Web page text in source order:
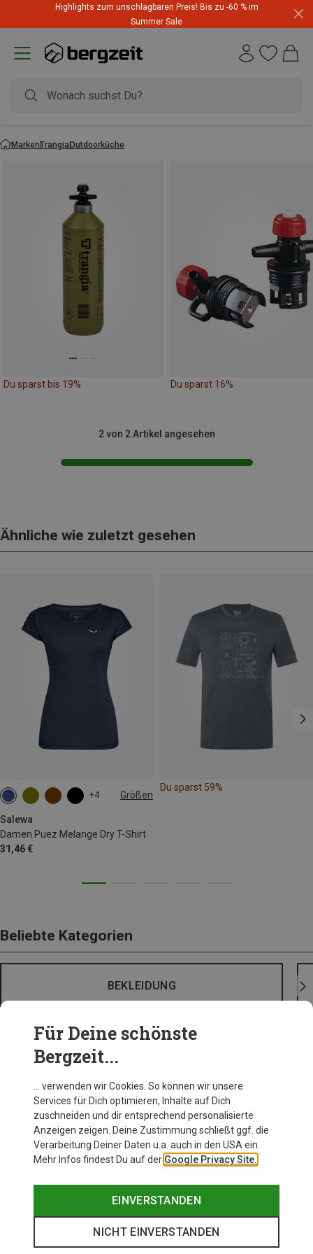
Highlights zum unschlagbaren Preis! Bis zu -60 % im
Summer Sale
MarkenTrangiaOutdoorküche
Du sparst bis 19% Du sparst 16%
2 von 2 Artikel angesehen
Ähnliche wie zuletzt gesehen
+4 Größen
Salewa
Damen Puez Melange Dry T-Shirt
31,46 €
M L XL XXL
Du sparst 59%
Beliebte Kategorien
BEKLEIDUNG
Für Deine schönste
Bergzeit...
… verwenden wir Cookies. So können wir unsere
Services für Dich optimieren, Inhalte auf Dich
zuschneiden und dir entsprechend personalisierte
Anzeigen zeigen. Deine Zustimmung schließt ggf. die
Verarbeitung Deiner Daten u.a. auch in den USA ein.
Mehr Infos findest Du auf der Google Privacy Site.
EINVERSTANDEN
NICHT EINVERSTANDEN